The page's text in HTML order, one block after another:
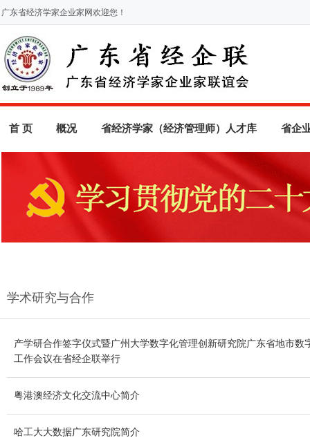
广东省经济学家企业家网欢迎您！
首 页 概况 省经济学家（经济管理师）人才库 省企
学术研究与合作
产学研合作签字仪式暨广州大学数字化管理创新研究院广东省地市
工作会议在省经企联举行
粤港澳经济文化交流中心简介
哈工大大数据广东研究院简介